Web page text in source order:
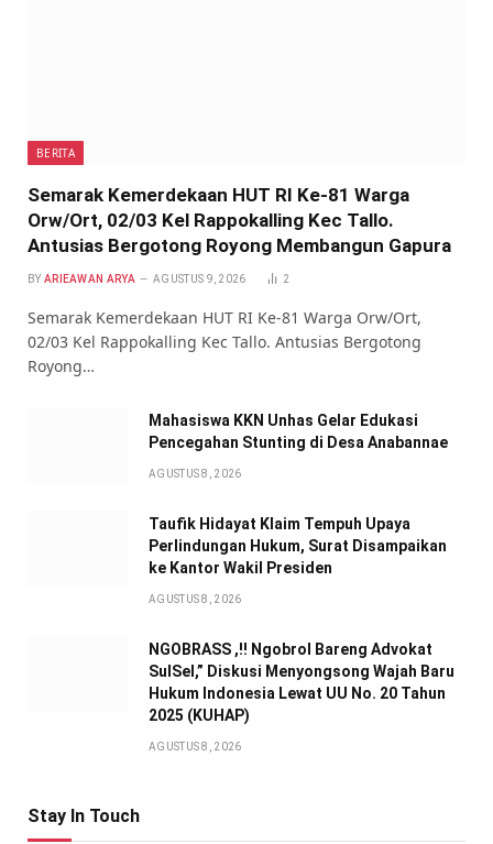
BERITA
Semarak Kemerdekaan HUT RI Ke-81 Warga
Orw/Ort, 02/03 Kel Rappokalling Kec Tallo.
Antusias Bergotong Royong Membangun Gapura
BY ARIEAWAN ARYA AGUSTUS 9, 2026 2
Semarak Kemerdekaan HUT RI Ke-81 Warga Orw/Ort,
02/03 Kel Rappokalling Kec Tallo. Antusias Bergotong
Royong…
Mahasiswa KKN Unhas Gelar Edukasi
Pencegahan Stunting di Desa Anabannae
AGUSTUS 8, 2026
Taufik Hidayat Klaim Tempuh Upaya
Perlindungan Hukum, Surat Disampaikan
ke Kantor Wakil Presiden
AGUSTUS 8, 2026
NGOBRASS ,!! Ngobrol Bareng Advokat
SulSel,” Diskusi Menyongsong Wajah Baru
Hukum Indonesia Lewat UU No. 20 Tahun
2025 (KUHAP)
AGUSTUS 8, 2026
Stay In Touch